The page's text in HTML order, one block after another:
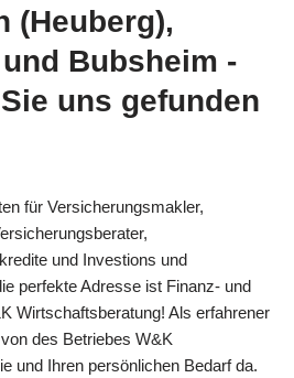
(Heuberg),
Bubsheim -
uns gefunden
für Versicherungsmakler,
und Investions und
perfekte Adresse ist Finanz- und
Wirtschaftsberatung! Als erfahrener
des Betriebes W&K
und Ihren persönlichen Bedarf da.